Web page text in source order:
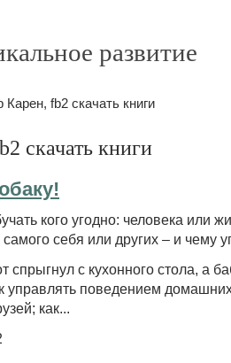
развитие
Карен, fb2 скачать книги
скачать книги
кого угодно: человека или
себя или других – и чему
спрыгнул с кухонного стола, а
управлять поведением
как...